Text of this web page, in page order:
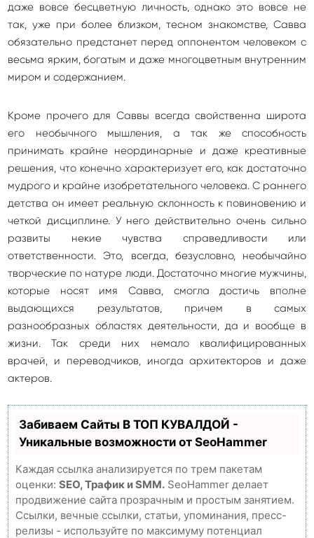
даже вовсе бесцветную личность, однако это вовсе не
так, уже при более близком, тесном знакомстве, Савва
обязательно предстанет перед оппонентом человеком с
весьма ярким, богатым и даже многоцветным внутренним
миром и содержанием.
Кроме прочего для Саввы всегда свойственна широта
его необычного мышления, а так же способность
принимать крайне неординарные и даже креативные
решения, что конечно характеризует его, как достаточно
мудрого и крайне изобретательного человека. С раннего
детства он имеет реальную склонность к повиновению и
четкой дисциплине. У него действительно очень сильно
развиты некие чувства справедливости или
ответственности. Это, всегда, безусловно, необычайно
творческие по натуре люди. Достаточно многие мужчины,
которые носят имя Савва, смогла достичь вполне
выдающихся результатов, причем в самых
разнообразных областях деятельности, да и вообще в
жизни. Так среди них немало квалифицированных
врачей, и переводчиков, иногда архитекторов и даже
актеров.
Забиваем Сайты В ТОП КУВАЛДОЙ -
Уникальные возможности от SeoHammer
Каждая ссылка анализируется по трем пакетам
оценки: SEO, Трафик и SMM. SeoHammer делает
продвижение сайта прозрачным и простым занятием.
Ссылки, вечные ссылки, статьи, упоминания, пресс-
релизы - используйте по максимуму потенциал